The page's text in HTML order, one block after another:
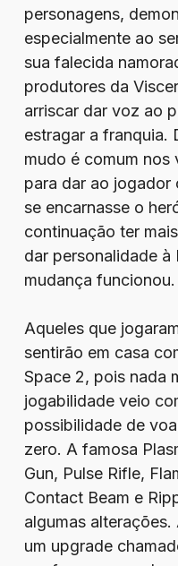
personagens,
especialmente ao
sua falecida
produtores da
arriscar dar voz ao
estragar a franquia.
mudo é comum nos
para dar ao
se encarnasse o
continuação ter
dar personalidade à
mudança funcionou.
Aqueles que
sentirão em casa
Space 2, pois nada
jogabilidade veio
possibilidade de
zero. A famosa
Gun, Pulse Rifle,
Contact Beam e
algumas
um upgrade